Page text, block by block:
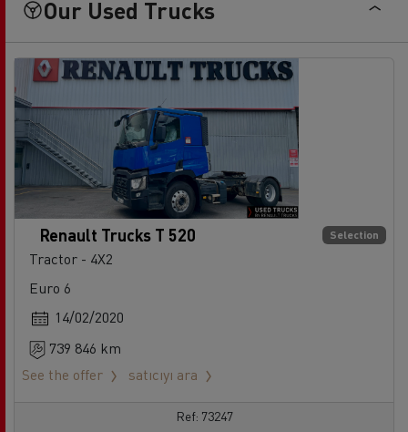
Our Used Trucks
Selection
Renault Trucks T 520
Tractor - 4X2
Euro 6
14/02/2020
739 846 km
See the offer
satıcıyı ara
Ref: 73247